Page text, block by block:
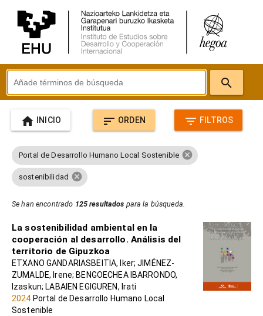
search
home INICIO sort ORDEN filter_list FILTROS
Portal de Desarrollo Humano Local Sostenible cancel
sostenibilidad cancel
Se han encontrado 125 resultados para la búsqueda.
La sostenibilidad ambiental en la
cooperación al desarrollo. Análisis del
territorio de Gipuzkoa
ETXANO GANDARIASBEITIA, Iker; JIMÉNEZ-
ZUMALDE, Irene; BENGOECHEA IBARRONDO,
Izaskun; LABAIEN EGIGUREN, Irati
2024 Portal de Desarrollo Humano Local
Sostenible